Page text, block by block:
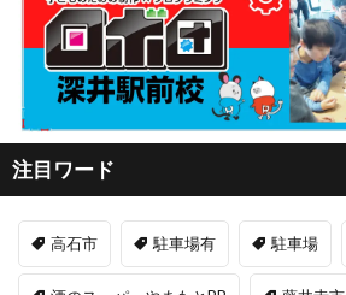
注目ワード
高石市 駐車場有 駐車場